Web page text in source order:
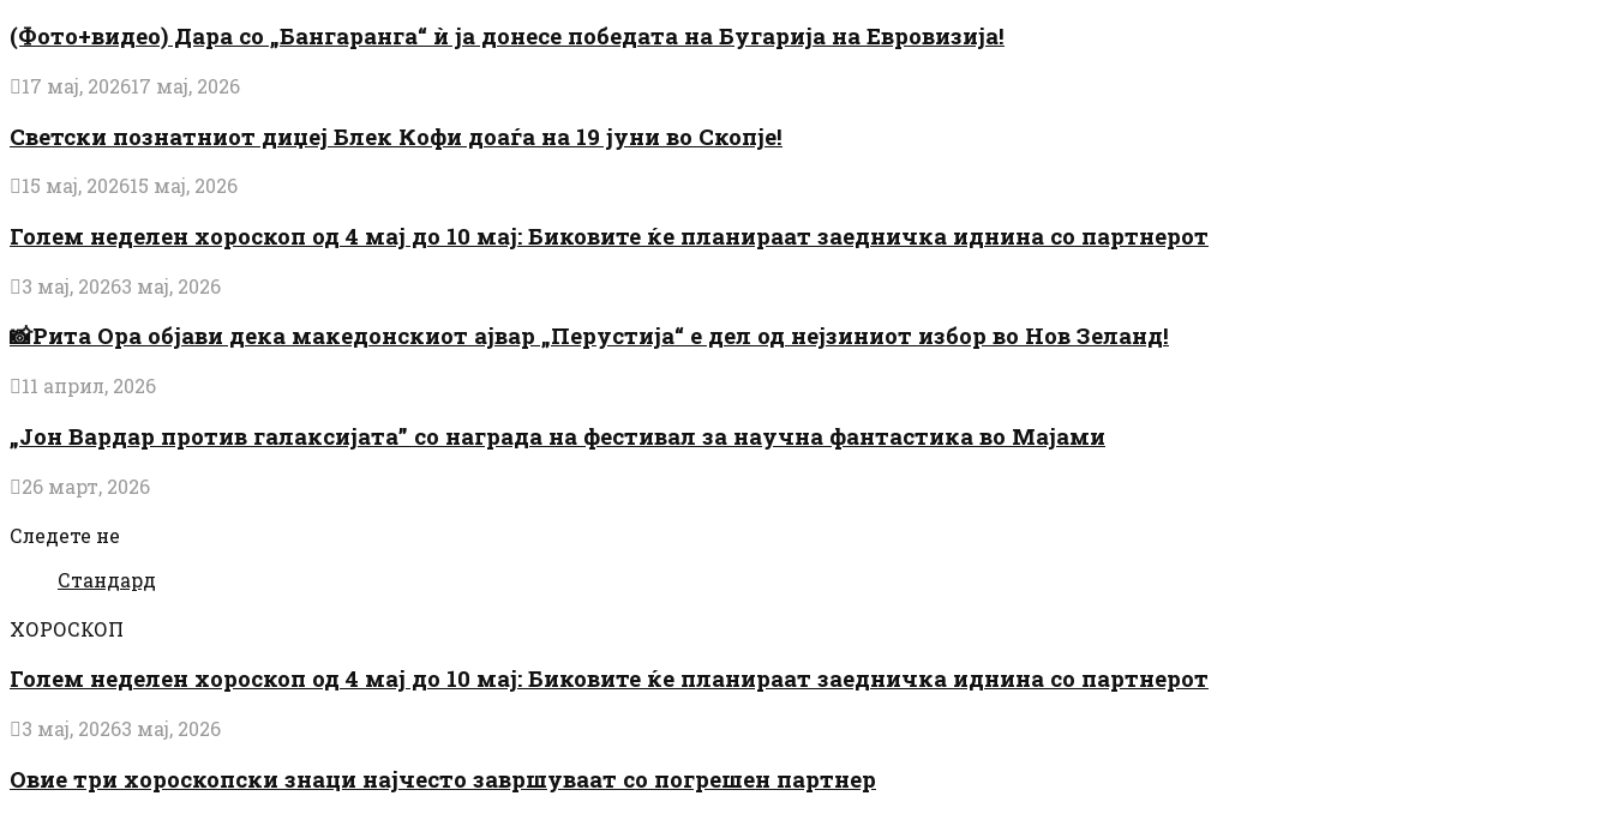
(Фото+видео) Дара со „Бангаранга“ ѝ ја донесе победата на Бугарија на Евровизија!
17 мај, 202617 мај, 2026
Светски познатниот диџеј Блек Кофи доаѓа на 19 јуни во Скопје!
15 мај, 202615 мај, 2026
Голем неделен хороскоп од 4 мај до 10 мај: Биковите ќе планираат заедничка иднина со партнерот
3 мај, 20263 мај, 2026
📸Рита Ора објави дека македонскиот ајвар „Перустија“ е дел од нејзиниот избор во Нов Зеланд!
11 април, 2026
„Јон Вардар против галаксијата” со награда на фестивал за научна фантастика во Мајами
26 март, 2026
Следете не
Стандард
ХОРОСКОП
Голем неделен хороскоп од 4 мај до 10 мај: Биковите ќе планираат заедничка иднина со партнерот
3 мај, 20263 мај, 2026
Овие три хороскопски знаци најчесто завршуваат со погрешен партнер